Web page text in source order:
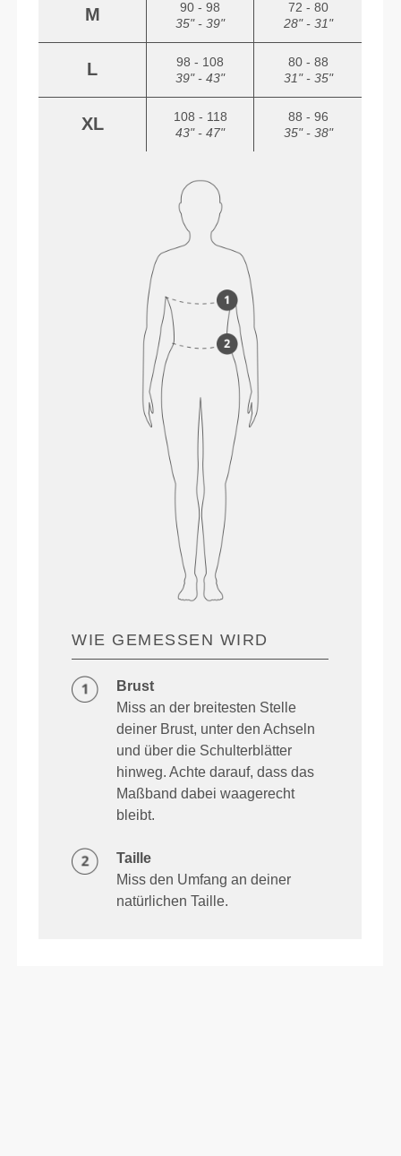
M
90 - 98
35" - 39"
72 - 80
28" - 31"
L
98 - 108
39" - 43"
80 - 88
31" - 35"
XL
108 - 118
43" - 47"
88 - 96
35" - 38"
WIE GEMESSEN WIRD
Brust
Miss an der breitesten Stelle
deiner Brust, unter den Achseln
und über die Schulterblätter
hinweg. Achte darauf, dass das
Maßband dabei waagerecht
bleibt.
Taille
Miss den Umfang an deiner
natürlichen Taille.